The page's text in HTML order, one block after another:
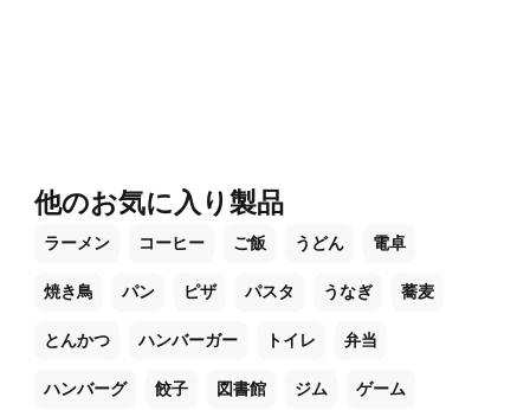
他のお気に入り製品
ラーメン コーヒー ご飯 うどん 電卓
焼き鳥 パン ピザ パスタ うなぎ 蕎麦
とんかつ ハンバーガー トイレ 弁当
ハンバーグ 餃子 図書館 ジム ゲーム